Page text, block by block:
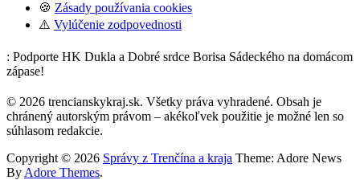
🍪 Zásady používania cookies
⚠️ Vylúčenie zodpovednosti
: Podporte HK Dukla a Dobré srdce Borisa Sádeckého na domácom
zápase!
© 2026 trencianskykraj.sk. Všetky práva vyhradené. Obsah je
chránený autorským právom – akékoľvek použitie je možné len so
súhlasom redakcie.
Copyright © 2026 Správy z Trenčína a kraja Theme: Adore News
By Adore Themes.